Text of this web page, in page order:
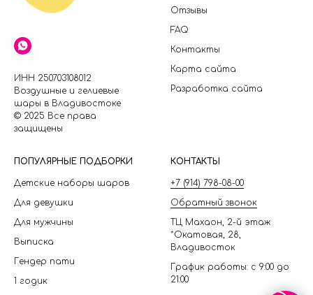
ИНН 250703108012
Воздушные и гелиевые
шары в Владивостоке
© 2025 Все права
защищены
Отзывы
FAQ
Контакты
Карта сайта
Разработка сайта
ПОПУЛЯРНЫЕ ПОДБОРКИ
Детские наборы шаров
Для девушки
Для мужчины
Выписка
Гендер пати
1 годик
КОНТАКТЫ
+7 (914) 798-08-00
Обратный звонок
ТЦ Махаон, 2-й этаж
*Окатовая, 28,
Владивосток
График работы: с 9:00 до
21:00